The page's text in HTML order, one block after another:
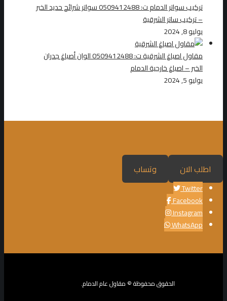
تركيب سواتر الدمام ت: 0509412488 سواتر شرائح حديد الخبر
– تركيب ساتر الشرقية
يوليو 8, 2024
مقاول اصباغ الشرقية ت: 0509412488 الوان أصباغ جدران
الخبر – اصباغ خارجية الدمام
يوليو 5, 2024
اطلب الان وتساب
Twitter
Facebook
Instagram
WhatsApp
الحقوق محفوظة © مقاول عام الدمام.